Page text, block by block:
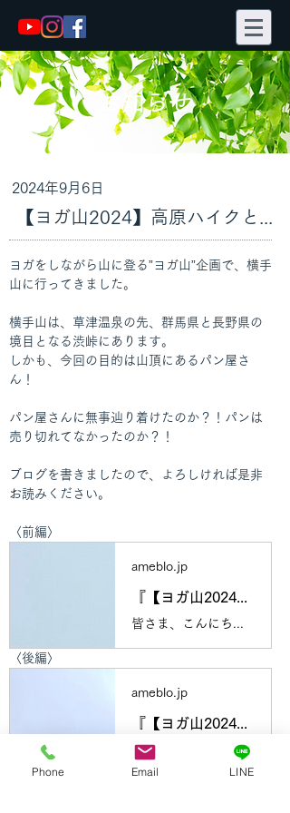
お知らせ
2024年9月6日
【ヨガ山2024】高原ハイクと天
ヨガをしながら山に登る”ヨガ山”企画で、横手
山に行ってきました。
横手山は、草津温泉の先、群馬県と長野県の
境目となる渋峠にあります。
しかも、今回の目的は山頂にあるパン屋さ
ん！
パン屋さんに無事辿り着けたのか？！パンは
売り切れてなかったのか？！
ブログを書きましたので、よろしければ是非
お読みください。
〈前編〉
ameblo.jp
皆さま、こんにちは！群馬県みなかみ町で、ヨガスタジオ「YOGA Andmay」を運営しているMayです。本日は、今年最初のヨガ山の開催レポです^ ^ちょっと遅…
〈後編〉
ameblo.jp
皆さま、こんにちは！群馬県みなかみ町で、ヨガスタジオ「YOGA Andmay」を運営しているMayです。本日は、前回のヨガ山・横手山レポの続きになります。まだ…
Phone Email LINE